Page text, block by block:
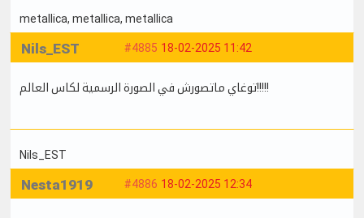
metallica, metallica, metallica
#4885 18-02-2025 11:42
Nils_EST
توغاي ماتصورش في الصورة الرسمية لكاس العالم!!!!!
Nils_EST
#4886 18-02-2025 12:34
Nesta1919